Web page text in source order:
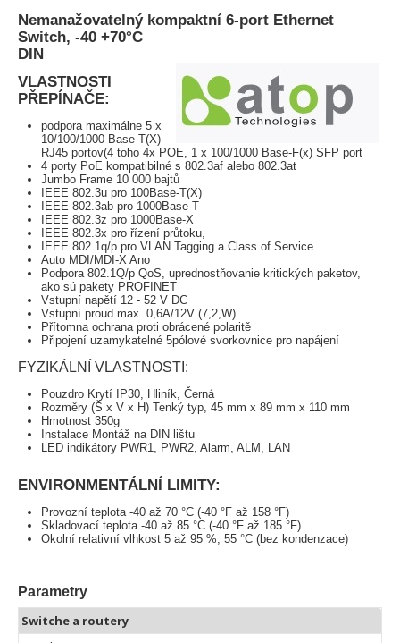
Nemanažovatelný kompaktní 6-port Ethernet
Switch, -40 +70°C
VLASTNOSTI
PŘEPÍNAČE:
podpora maximálne 5 x
10/100/1000 Base-T(X)
RJ45 portov(4 toho 4x POE, 1 x 100/1000 Base-F(x) SFP port
4 porty PoE kompatibilné s 802.3af alebo 802.3at
Jumbo Frame 10 000 bajtů
IEEE 802.3u pro 100Base-T(X)
IEEE 802.3ab pro 1000Base-T
IEEE 802.3z pro 1000Base-X
IEEE 802.3x pro řízení průtoku,
IEEE 802.1q/p pro VLAN Tagging a Class of Service
Auto MDI/MDI-X Ano
Podpora 802.1Q/p QoS, uprednostňovanie kritických paketov,
ako sú pakety PROFINET
Vstupní napětí 12 - 52 V DC
Vstupní proud max. 0,6A/12V (7,2,W)
Přítomna ochrana proti obrácené polaritě
Připojení uzamykatelné 5pólové svorkovnice pro napájení
FYZIKÁLNÍ VLASTNOSTI:
Pouzdro Krytí IP30, Hliník, Černá
Rozměry (Š x V x H) Tenký typ, 45 mm x 89 mm x 110 mm
Hmotnost 350g
Instalace Montáž na DIN lištu
LED indikátory PWR1, PWR2, Alarm, ALM, LAN
ENVIRONMENTÁLNÍ LIMITY:
Provozní teplota -40 až 70 °C (-40 °F až 158 °F)
Skladovací teplota -40 až 85 °C (-40 °F až 185 °F)
Okolní relativní vlhkost 5 až 95 %, 55 °C (bez kondenzace)
Parametry
Switche a routery